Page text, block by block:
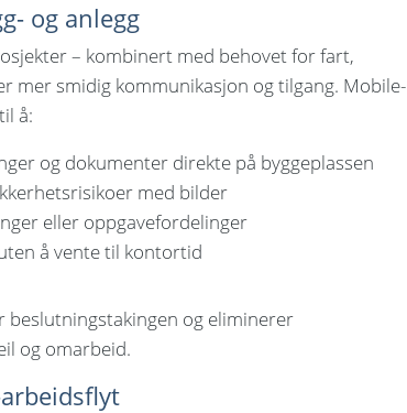
og anlegg
– kombinert med behovet for fart,
mer smidig kommunikasjon og tilgang. Mobile-
å:
og dokumenter direkte på byggeplassen
med bilder
eller oppgavefordelinger
å vente til kontortid
og eliminerer
og omarbeid.